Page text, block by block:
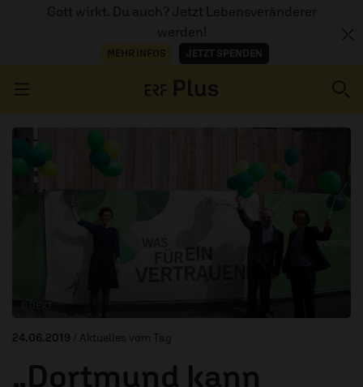
Gott wirkt. Du auch? Jetzt Lebensveränderer
werden!
MEHR INFOS JETZT SPENDEN
AUDIOTHEK
24.06.2019 / Aktuelles vom Tag
„Dortmund kann